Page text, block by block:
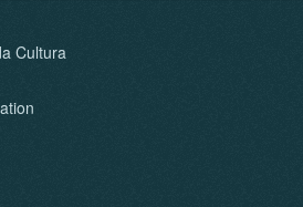
Cultura